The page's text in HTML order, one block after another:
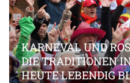
KARNEVAL UND
DIE TRADITIONEN
HEUTE LEBENDIG